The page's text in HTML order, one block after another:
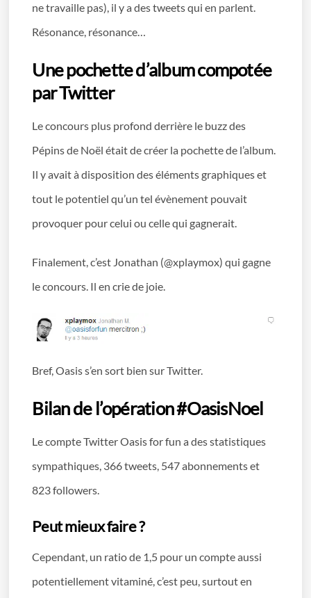
ne travaille pas), il y a des tweets qui en parlent.
Résonance, résonance…
Une pochette d’album compotée
par Twitter
Le concours plus profond derrière le buzz des
Pépins de Noël était de créer la pochette de l’album.
Il y avait à disposition des éléments graphiques et
tout le potentiel qu’un tel évènement pouvait
provoquer pour celui ou celle qui gagnerait.
Finalement, c’est Jonathan (@xplaymox) qui gagne
le concours. Il en crie de joie.
Bref, Oasis s’en sort bien sur Twitter.
Bilan de l’opération #OasisNoel
Le compte Twitter Oasis for fun a des statistiques
sympathiques, 366 tweets, 547 abonnements et
823 followers.
Peut mieux faire ?
Cependant, un ratio de 1,5 pour un compte aussi
potentiellement vitaminé, c’est peu, surtout en